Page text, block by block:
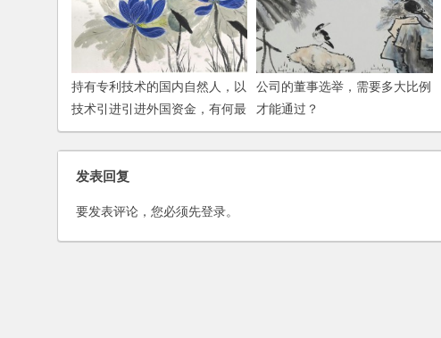
持有专利技术的国内自然人，以
技术引进引进外国资金，有何最
简的操作方式？
公司的董事选举，需要多大比例
才能通过？
发表回复
要发表评论，您必须先登录。